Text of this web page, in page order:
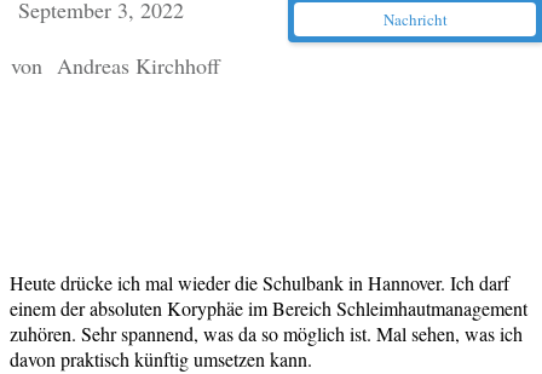
Nachricht
September 3, 2022
von Andreas Kirchhoff
Heute drücke ich mal wieder die Schulbank in Hannover. Ich darf
einem der absoluten Koryphäe im Bereich Schleimhautmanagement
zuhören. Sehr spannend, was da so möglich ist. Mal sehen, was ich
davon praktisch künftig umsetzen kann.